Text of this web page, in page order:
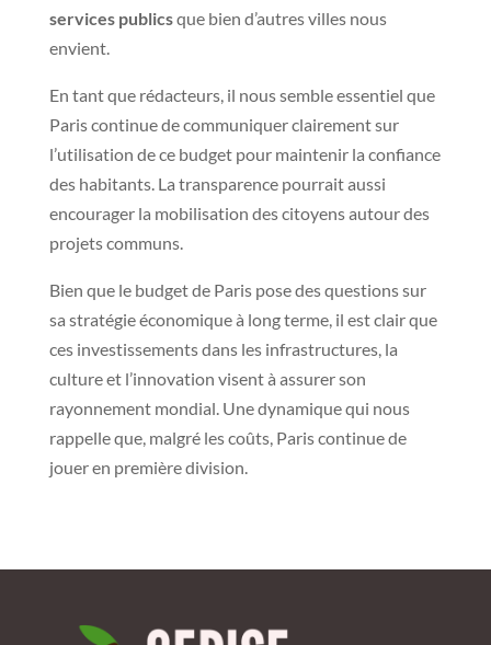
services publicsque bien d’autres villes nous
envient.
En tant que rédacteurs, il nous semble essentiel que
Paris continue de communiquer clairement sur
l’utilisation de ce budget pour maintenir la confiance
des habitants. La transparence pourrait aussi
encourager la mobilisation des citoyens autour des
projets communs.
Bien que le budget de Paris pose des questions sur
sa stratégie économique à long terme, il est clair que
ces investissements dans les infrastructures, la
culture et l’innovation visent à assurer son
rayonnement mondial. Une dynamique qui nous
rappelle que, malgré les coûts, Paris continue de
jouer en première division.